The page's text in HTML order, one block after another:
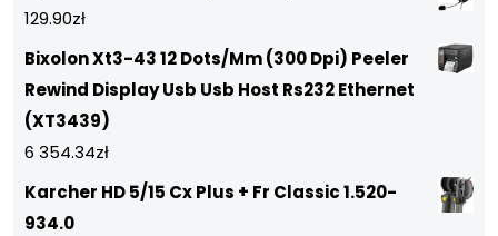
129.90zł
Bixolon Xt3-43 12 Dots/Mm (300 Dpi) Peeler
Rewind Display Usb Usb Host Rs232 Ethernet
(XT3439)
6 354.34zł
Karcher HD 5/15 Cx Plus + Fr Classic 1.520-
934.0